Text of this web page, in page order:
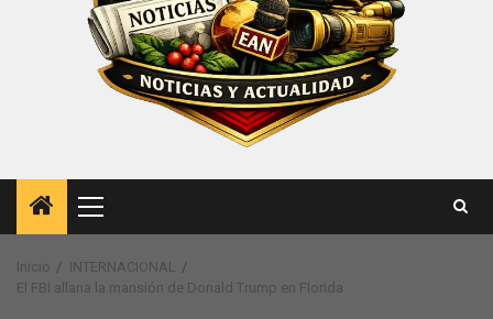
Menú
principal
Inicio
INTERNACIONAL
El FBI allana la mansión de Donald Trump en Florida